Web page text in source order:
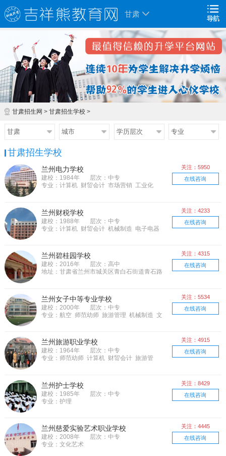
甘肃
甘肃招生网 > 甘肃招生学校>
甘肃 城市 学历层次 专业
甘肃招生学校
兰州电力学校
建校：1984年
层次：中专
专业：计算机 财贸会计 市场营销 工业化
关注：5950
在线咨询
兰州财税学校
建校：1988年
层次：中专
专业：计算机 财贸会计 机械制造 电子电器
关注：4233
在线咨询
兰州碧桂园学校
建校：2016年
层次：高中
地址：甘肃省兰州市城关区青白石街道青石路
关注：4315
在线咨询
兰州女子中等专业学校
建校：2000年
层次：中专
专业：航空 师范幼师 旅游管理 机械制造 文
关注：5534
在线咨询
兰州旅游职业学校
建校：1964年
层次：中专
专业：师范幼师 计算机 财贸会计 旅游管
关注：4915
在线咨询
兰州护士学校
建校：1985年
层次：中专
专业：护理
关注：8429
在线咨询
兰州慈爱实验艺术职业学校
建校：2008年
层次：中专
专业：文化艺术
关注：4445
在线咨询